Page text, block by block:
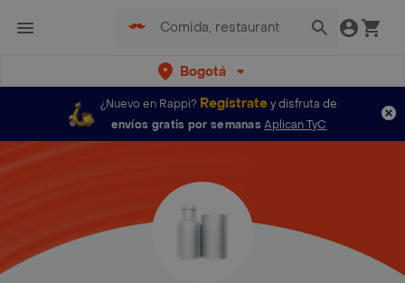
Bogotá
¿Nuevo en Rappi? Regístratey disfruta de
envíos gratis por semanas Aplican TyC